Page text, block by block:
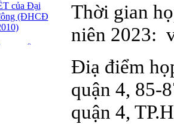
của Đại
(ĐHCĐ
Thời gian
niên 2023:
Điạ điểm
quận 4, 85-
quận 4,